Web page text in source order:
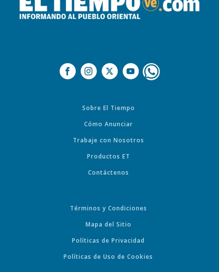
Sobre El Tiempo
Cómo Anunciar
Trabaje con Nosotros
Productos ET
Contáctenos
Términos y Condiciones
Mapa del Sitio
Políticas de Privacidad
Políticas de Uso de Cookies